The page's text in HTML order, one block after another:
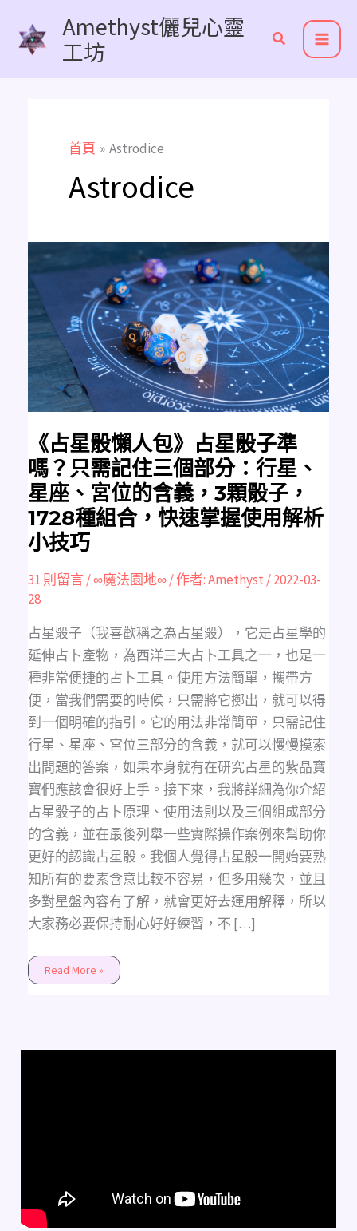
Amethyst儷兒心靈
工坊
首頁 Astrodice
Astrodice
《占星骰懶人包》占星骰子準
嗎？只需記住三個部分：行星、
星座、宮位的含義，3顆骰子，
1728種組合，快速掌握使用解析
小技巧
31 則留言/∞魔法園地∞/ 作者:Amethyst/2022-03-
28
占星骰子（我喜歡稱之為占星骰），它是占星學的
延伸占卜產物，為西洋三大占卜工具之一，也是一
種非常便捷的占卜工具。使用方法簡單，攜帶方
便，當我們需要的時候，只需將它擲出，就可以得
到一個明確的指引。它的用法非常簡單，只需記住
行星、星座、宮位三部分的含義，就可以慢慢摸索
出問題的答案，如果本身就有在研究占星的紫晶寶
寶們應該會很好上手。接下來，我將詳細為你介紹
占星骰子的占卜原理、使用法則以及三個組成部分
的含義，並在最後列舉一些實際操作案例來幫助你
更好的認識占星骰。我個人覺得占星骰一開始要熟
知所有的要素含意比較不容易，但多用幾次，並且
多對星盤內容有了解，就會更好去運用解釋，所以
大家務必要保持耐心好好練習，不 […]
《占
星
占
星
骰
子
準
嗎？
只
需
記
住
個
部
分：
行
星、
星
座、
宮
位
的
含
3
顆
種
組
合，
快
速
掌
使
解
析
小
技
巧
Read More »